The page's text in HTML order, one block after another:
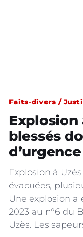
Faits-divers /
Explosion
blessés
Explosion à
évacuées,
Une explosion a
2023 au n°6 du
Uzès. Les